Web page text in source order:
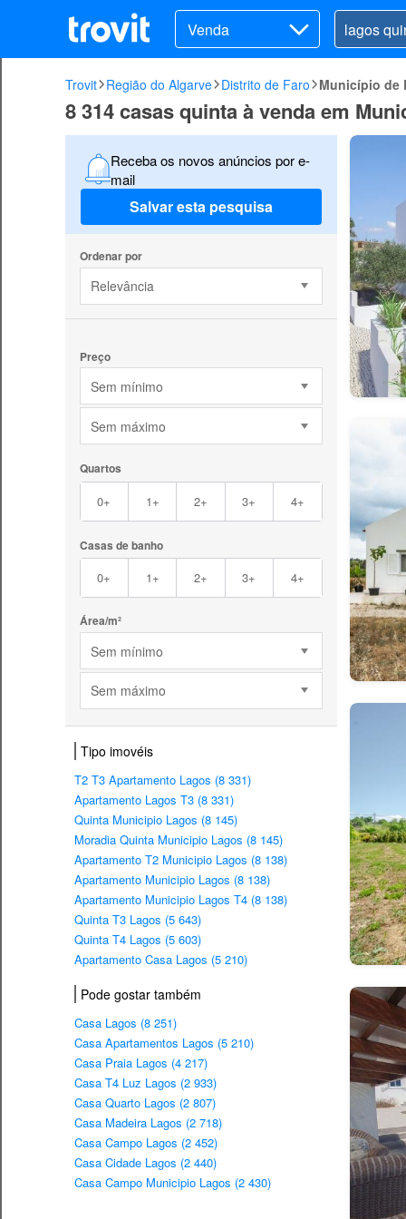
Venda
Trovit Região do Algarve Distrito de Faro Município de
8 314 casas quinta à venda em
Receba os novos anúncios por e-
mail
Salvar esta pesquisa
Ordenar por
Relevância
Preço
Sem mínimo
Sem máximo
Quartos
0+ 1+ 2+ 3+ 4+
Casas de banho
0+ 1+ 2+ 3+ 4+
Área/m²
Sem mínimo
Sem máximo
Tipo imovéis
T2 T3 Apartamento Lagos (8 331)
Apartamento Lagos T3 (8 331)
Quinta Municipio Lagos (8 145)
Moradia Quinta Municipio Lagos (8 145)
Apartamento T2 Municipio Lagos (8 138)
Apartamento Municipio Lagos (8 138)
Apartamento Municipio Lagos T4 (8 138)
Quinta T3 Lagos (5 643)
Quinta T4 Lagos (5 603)
Apartamento Casa Lagos (5 210)
Pode gostar também
Casa Lagos (8 251)
Casa Apartamentos Lagos (5 210)
Casa Praia Lagos (4 217)
Casa T4 Luz Lagos (2 933)
Casa Quarto Lagos (2 807)
Casa Madeira Lagos (2 718)
Casa Campo Lagos (2 452)
Casa Cidade Lagos (2 440)
Casa Campo Municipio Lagos (2 430)